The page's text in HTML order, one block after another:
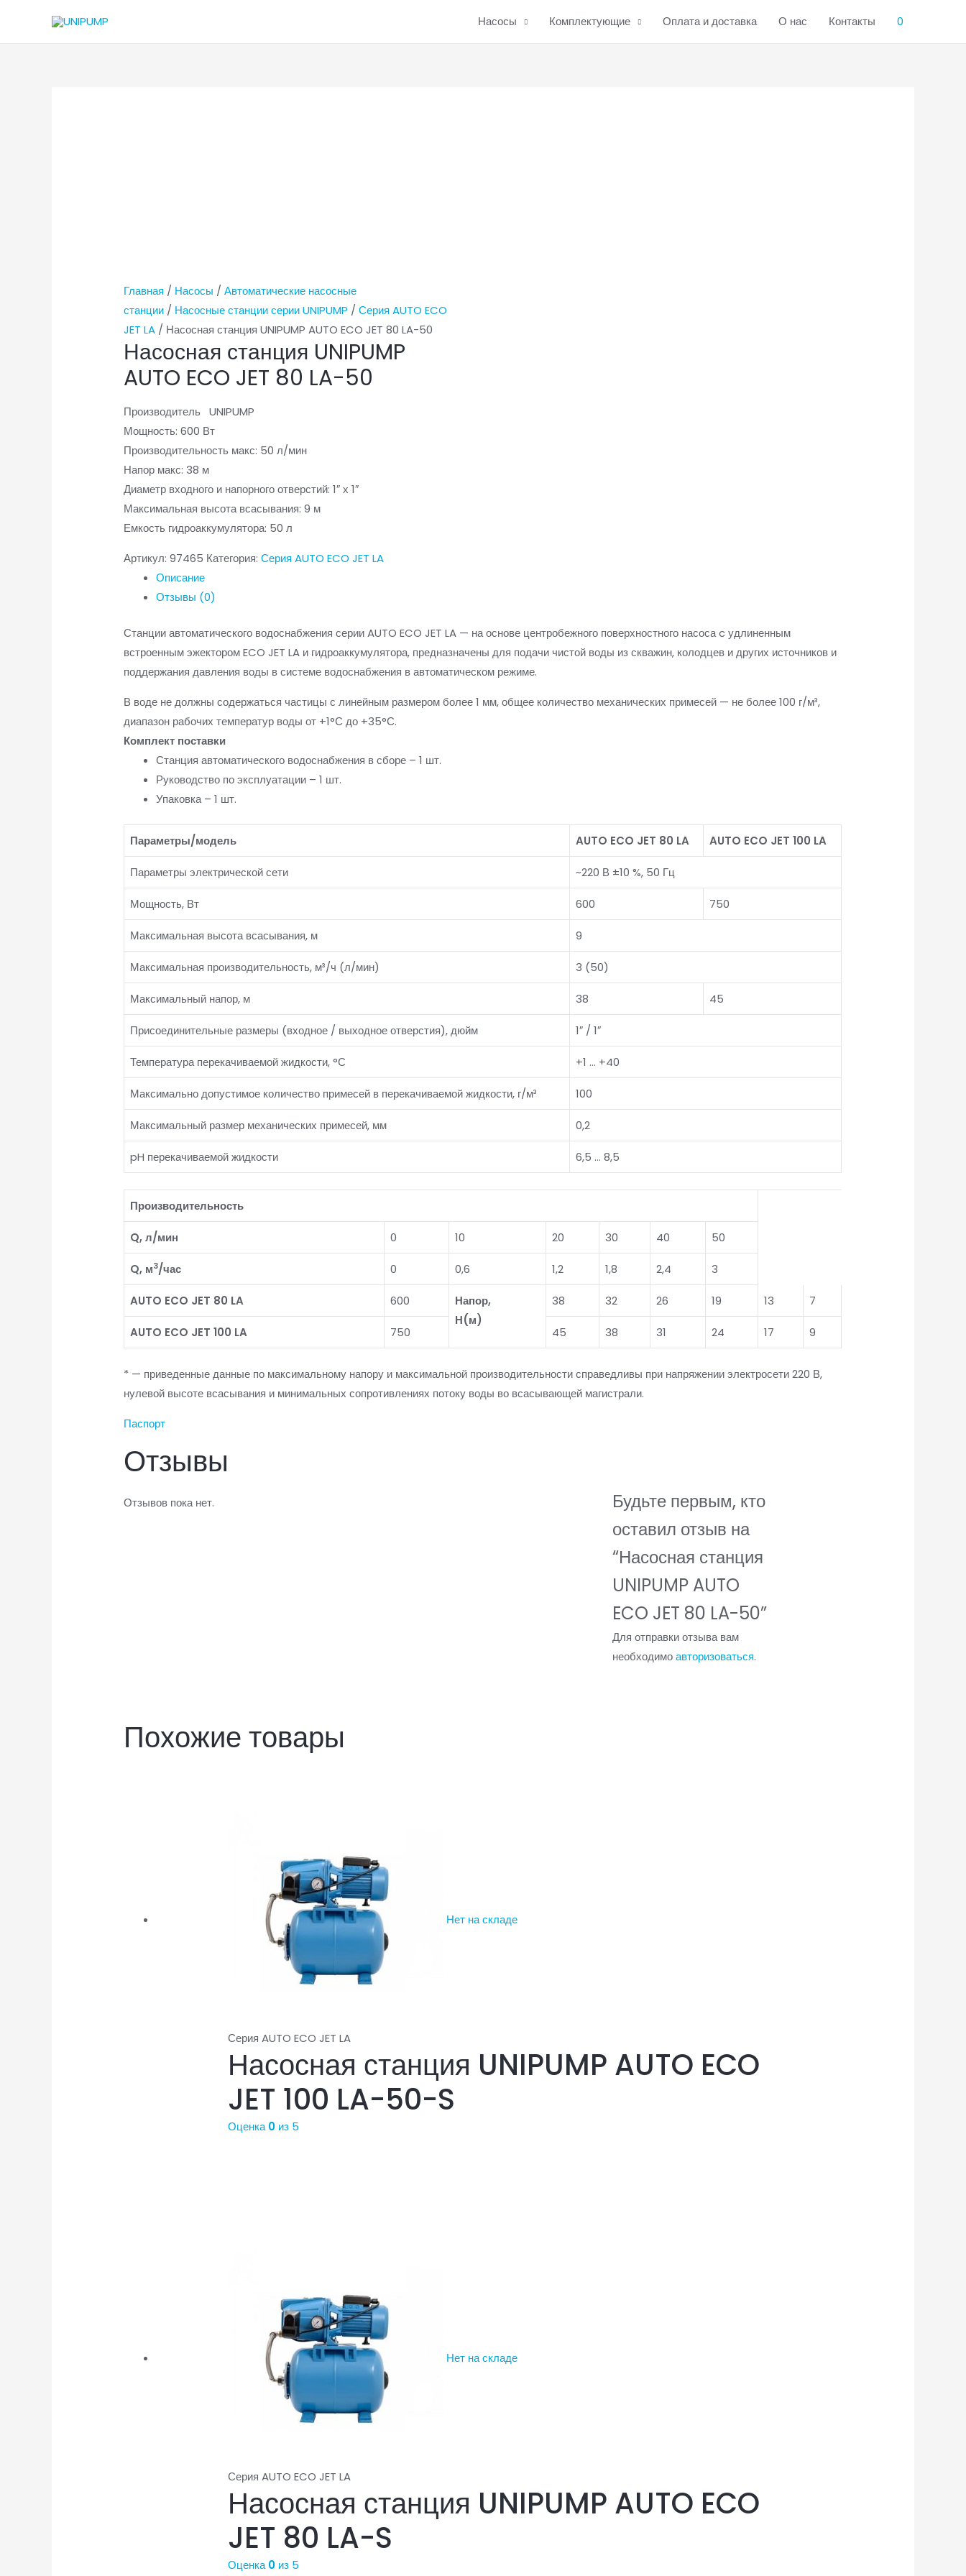
Насосы Комплектующие Оплата и доставка О нас Контакты 0
Главная / Насосы /Автоматические насосные
станции / Насосные станции серии UNIPUMP /Серия AUTO ECO
JET LA / Насосная станция UNIPUMP AUTO ECO JET 80 LA-50
Насосная станция UNIPUMP
AUTO ECO JET 80 LA-50
Производитель UNIPUMP
Мощность: 600 Вт
Производительность макс: 50 л/мин
Напор макс: 38 м
Диаметр входного и напорного отверстий: 1″ х 1″
Максимальная высота всасывания: 9 м
Емкость гидроаккумулятора: 50 л
Артикул:97465 Категория:Серия AUTO ECO JET LA
Описание
Отзывы (0)
Станции автоматического водоснабжения серии AUTO ECO JET LA — на основе центробежного поверхностного насоса c удлиненным
встроенным эжектором ECO JET LA и гидроаккумулятора, предназначены для подачи чистой воды из скважин, колодцев и других источников и
поддержания давления воды в системе водоснабжения в автоматическом режиме.
В воде не должны содержаться частицы с линейным размером более 1 мм, общее количество механических примесей — не более 100 г/м³,
диапазон рабочих температур воды от +1°С до +35°С.
Комплект поставки
Станция автоматического водоснабжения в сборе – 1 шт.
Руководство по эксплуатации – 1 шт.
Упаковка – 1 шт.
Параметры/модель AUTO ECO JET 80 LA AUTO ECO JET 100 LA
Параметры электрической сети ~220 В ±10 %, 50 Гц
Мощность, Вт 600 750
Максимальная высота всасывания, м 9
Максимальная производительность, м³/ч (л/мин) 3 (50)
Максимальный напор, м 38 45
Присоединительные размеры (входное / выходное отверстия), дюйм 1″ / 1″
Температура перекачиваемой жидкости, °С +1 … +40
Максимально допустимое количество примесей в перекачиваемой жидкости, г/м³ 100
Максимальный размер механических примесей, мм 0,2
pH перекачиваемой жидкости 6,5 … 8,5
Производительность
Q, л/мин 0 10 20 30 40 50
Q, м3/час 0 0,6 1,2 1,8 2,4 3
AUTO ECO JET 80 LA 600
Напор,
Н(м)
38 32 26 19 13 7
AUTO ECO JET 100 LA 750 45 38 31 24 17 9
* — приведенные данные по максимальному напору и максимальной производительности справедливы при напряжении электросети 220 В,
нулевой высоте всасывания и минимальных сопротивлениях потоку воды во всасывающей магистрали.
Паспорт
Отзывы
Отзывов пока нет.
Будьте первым, кто
оставил отзыв на
“Насосная станция
UNIPUMP AUTO
ECO JET 80 LA-50”
Для отправки отзыва вам
необходимоавторизоваться.
Похожие товары
Нет на складе
Серия AUTO ECO JET LA
Насосная станция UNIPUMP AUTO ECO
JET 100 LA-50-S
Оценка0 из 5
Нет на складе
Серия AUTO ECO JET LA
Насосная станция UNIPUMP AUTO ECO
JET 80 LA-S
Оценка0 из 5